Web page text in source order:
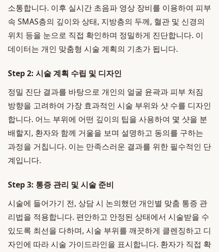
소통합니다. 이후 실시간 초음파 영상 장비를 이용하여 피부
속 SMAS층의 깊이와 상태, 지방층의 두께, 혈관 및 신경의
위치 등을 눈으로 직접 확인하며 정밀하게 진단합니다. 이
데이터는 개인 맞춤형 시술 계획의 기초가 됩니다.
Step 2: 시술 계획 수립 및 디자인
정밀 진단 결과를 바탕으로 개인의 얼굴 윤곽과 피부 처짐
방향을 고려하여 가장 효과적인 시술 부위와 샷 수를 디자인
합니다. 어느 부위에 어떤 깊이의 팁을 사용하여 몇 샷을 분
배할지, 환자와 함께 거울을 보며 설명하고 동의를 구하는
과정을 거칩니다. 이는 만족스러운 결과를 위한 필수적인 단
계입니다.
Step 3: 통증 관리 및 시술 준비
시술에 들어가기 전, 상담 시 논의했던 개인별 맞춤 통증 관
리법을 적용합니다. 편안하고 안정된 상태에서 시술받을 수
있도록 최선을 다하며, 시술 부위를 깨끗하게 클렌징하고 디
자인에 따라 시술 가이드라인을 표시합니다. 환자가 직접 확